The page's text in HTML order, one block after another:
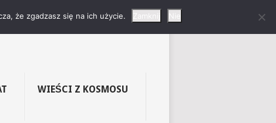
W
WIEŚCI Z KOSMOSU
że zgadzasz się na ich użycie. Zamknij Nie